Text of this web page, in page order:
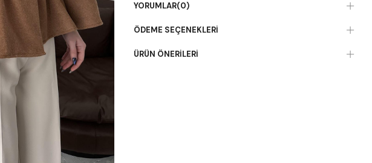
YORUMLAR(0)
ÖDEME SEÇENEKLERI
ÜRÜN ÖNERILERI